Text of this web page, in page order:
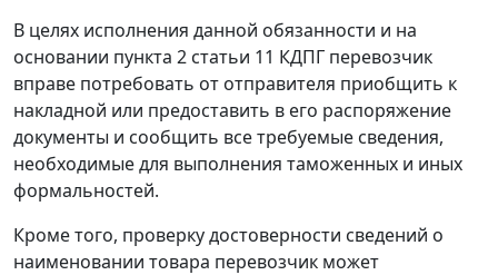
В целях исполнения данной обязанности и на
основании пункта 2 статьи 11 КДПГ перевозчик
вправе потребовать от отправителя приобщить к
накладной или предоставить в его распоряжение
документы и сообщить все требуемые сведения,
необходимые для выполнения таможенных и иных
формальностей.
Кроме того, проверку достоверности сведений о
наименовании товара перевозчик может